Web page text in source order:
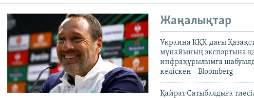
Жаңалықтар
Украина КҚК-дағы
мұнайының экспортына
инфрақұрылымға
келіскен – Bloomberg
Қайрат Сатыбалдыға